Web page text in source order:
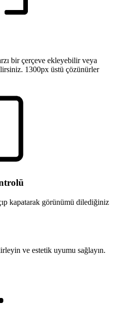
bir çerçeve ekleyebilir veya
1300px üstü çözünürler
kapatarak görünümü dilediğiniz
ve estetik uyumu sağlayın.